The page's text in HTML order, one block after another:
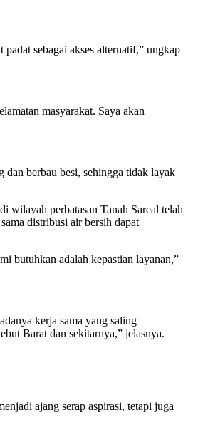
sebagai akses alternatif,” ungkap
masyarakat. Saya akan
dan berbau besi, sehingga tidak layak
perbatasan Tanah Sareal telah
distribusi air bersih dapat
butuhkan adalah kepastian layanan,”
kerja sama yang saling
Barat dan sekitarnya,” jelasnya.
ajang serap aspirasi, tetapi juga